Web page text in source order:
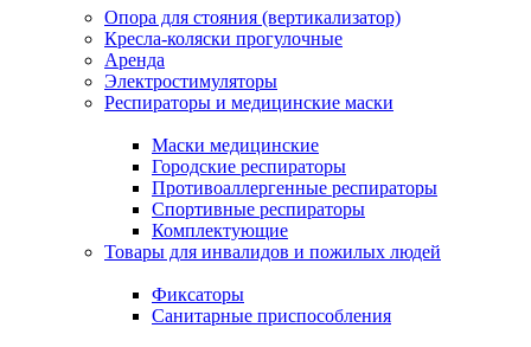
Опора для стояния (вертикализатор)
Кресла-коляски прогулочные
Аренда
Электростимуляторы
Респираторы и медицинские маски
Маски медицинские
Городские респираторы
Противоаллергенные респираторы
Спортивные респираторы
Комплектующие
Товары для инвалидов и пожилых людей
Фиксаторы
Санитарные приспособления